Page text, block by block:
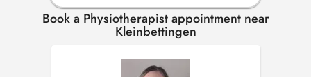
Book a Physiotherapist appointment near
Kleinbettingen